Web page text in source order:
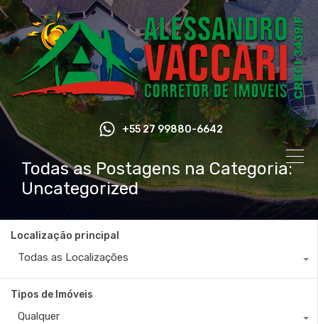
+55 27 99880-6642
Todas as Postagens na Categoria:
Uncategorized
Localização principal
Todas as Localizações
Tipos de Imóveis
Qualquer